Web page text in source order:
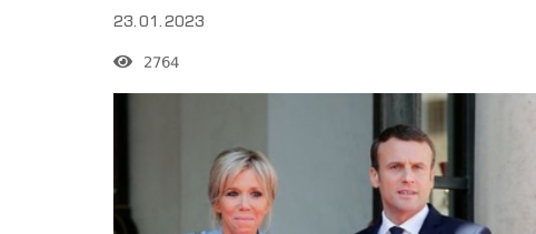
23.01.2023
2764